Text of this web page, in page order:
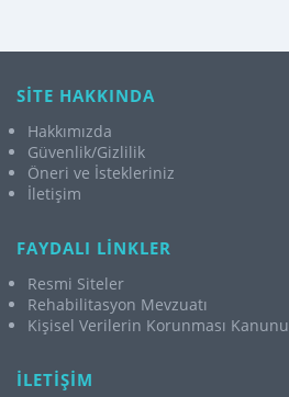
SİTE HAKKINDA
Hakkımızda
Güvenlik/Gizlilik
Öneri ve İstekleriniz
İletişim
FAYDALI LİNKLER
Resmi Siteler
Rehabilitasyon Mevzuatı
Kişisel Verilerin Korunması Kanunu
İLETİŞİM